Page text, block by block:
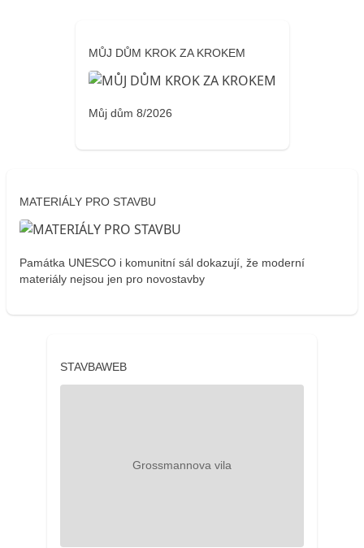
MŮJ DŮM KROK ZA KROKEM
Můj dům 8/2026
MATERIÁLY PRO STAVBU
Památka UNESCO i komunitní sál dokazují, že moderní
materiály nejsou jen pro novostavby
STAVBAWEB